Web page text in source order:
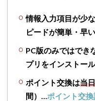
得な
ル・
サー
まと
情報入力項目が少
ピードが簡単・早い
PC版のみではでき
プリをインストー
ポイント交換は当
間）…ポイント交